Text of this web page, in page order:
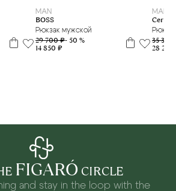
MAN
BOSS
Рюкзак мужской
29 700 ₽- 50 %
14 850 ₽
MAN
Cerruti
35
28 240
FIGARÓ CIRCLE
and stay in the loop with the